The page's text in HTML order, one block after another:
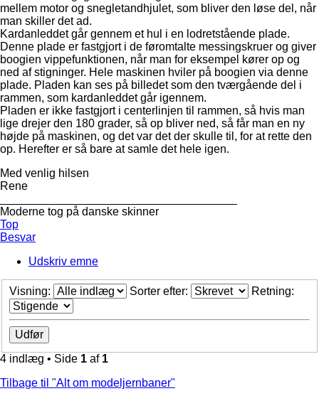
mellem motor og snegletandhjulet, som bliver den løse del, når
man skiller det ad.
Kardanleddet går gennem et hul i en lodretstående plade.
Denne plade er fastgjort i de føromtalte messingskruer og giver
boogien vippefunktionen, når man for eksempel kører op og
ned af stigninger. Hele maskinen hviler på boogien via denne
plade. Pladen kan ses på billedet som den tværgående del i
rammen, som kardanleddet går igennem.
Pladen er ikke fastgjort i centerlinjen til rammen, så hvis man
lige drejer den 180 grader, så op bliver ned, så får man en ny
højde på maskinen, og det var det der skulle til, for at rette den
op. Herefter er så bare at samle det hele igen.
Med venlig hilsen
Rene
Moderne tog på danske skinner
Top
Besvar
Udskriv emne
Visning: Sorter efter: Retning:
4 indlæg • Side 1 af 1
Tilbage til "Alt om modeljernbaner"